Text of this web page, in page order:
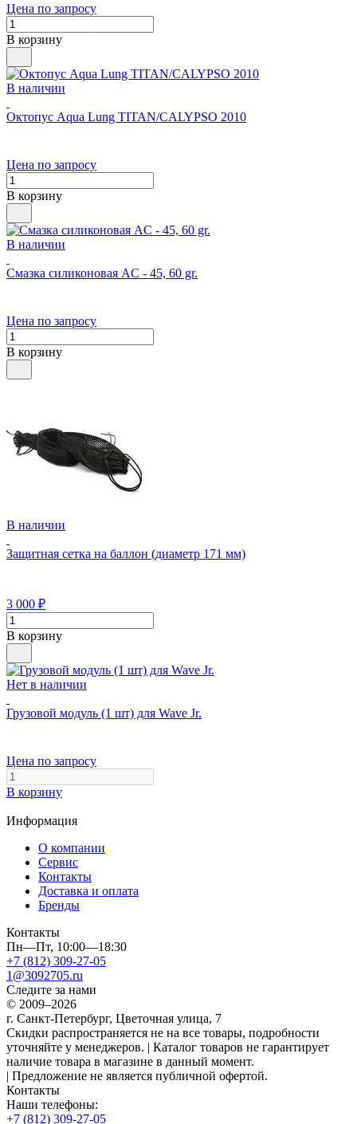
Цена по запросу
В корзину
В наличии
Октопус Aqua Lung TITAN/CALYPSO 2010
Цена по запросу
В корзину
В наличии
Смазка силиконовая AC - 45, 60 gr.
Цена по запросу
В корзину
В наличии
Защитная сетка на баллон (диаметр 171 мм)
3 000 ₽
В корзину
Нет в наличии
Грузовой модуль (1 шт) для Wave Jr.
Цена по запросу
В корзину
Информация
О компании
Сервис
Контакты
Доставка и оплата
Бренды
Контакты
Пн—Пт, 10:00—18:30
+7 (812) 309-27-05
1@3092705.ru
Следите за нами
© 2009–2026
г. Санкт-Петербург, Цветочная улица, 7
Скидки распространяется не на все товары, подробности
уточняйте у менеджеров. | Каталог товаров не гарантирует
наличие товара в магазине в данный момент.
| Предложение не является публичной офертой.
Контакты
Наши телефоны:
+7 (812) 309-27-05